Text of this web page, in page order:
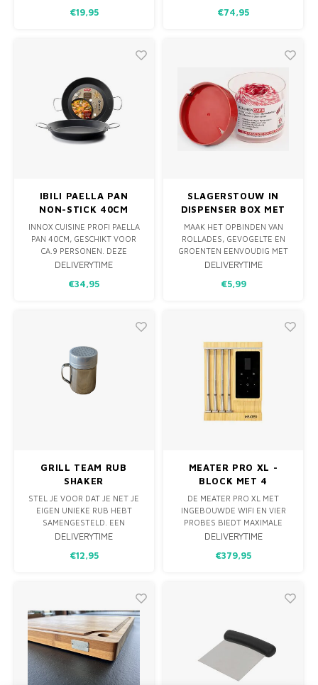
PRAKTISCH IN GEBRUIK EN
€19,95 €74,95
IBILI PAELLA PAN
NON-STICK 40CM
INNOX CUISINE PROFI PAELLA
PAN 40CM, GESCHIKT VOOR
CA.9 PERSONEN. DEZE
DEGELIJKE PAELLA PAN HEEFT
REGULIERE PANNEN. HIERDOR
DELIVERYTIME
€34,95
SLAGERSTOUW IN
DISPENSER BOX MET
MESJE - 100M
MAAK HET OPBINDEN VAN
ROLLADES, GEVOGELTE EN
GROENTEN EENVOUDIG MET
HET KLASSIEKE ROOD-WITTE
HANDIGE BOX. DEZE
INGEBOUWDE SNIJDER IN DE
ZONDER GEDOE HET
BENODIGDE S
DELIVERYTIME
€5,99
GRILL TEAM RUB
SHAKER
STEL JE VOOR DAT JE NET JE
EIGEN UNIEKE RUB HEBT
SAMENGESTELD. EEN
MENGSEL VAN ZORGVULDIG
SPECERIJEN, PERFECT
VLEES, VIS OF GROENTEN TOE
MET DEZE KOSTBARE C
DELIVERYTIME
€12,95
MEATER PRO XL -
BLOCK MET 4
DRAADLOZE PROBES
DE MEATER PRO XL MET
INGEBOUWDE WIFI EN VIER
PROBES BIEDT MAXIMALE
CONTROLE EN PRECISIE BIJ
FAVORIETE BBQ-GERECHTEN.
DELIVERYTIME
€379,95